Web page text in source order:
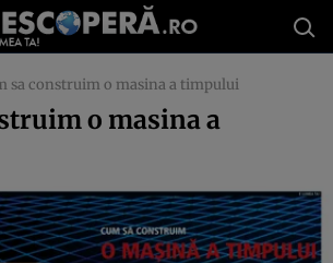
sa construim o masina a timpului
o masina a